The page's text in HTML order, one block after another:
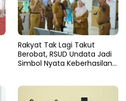
Rakyat Tak Lagi Takut
Berobat, RSUD Undata Jadi
Simbol Nyata Keberhasilan